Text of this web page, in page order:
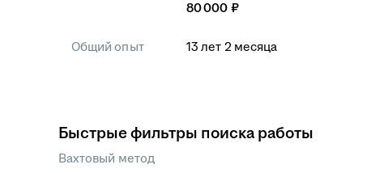
80 000 ₽
Общий опыт 13 лет 2 месяца
Быстрые фильтры поиска работы
Вахтовый метод